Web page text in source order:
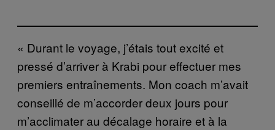
« Durant le voyage, j’étais tout excité et
pressé d’arriver à Krabi pour effectuer mes
premiers entraînements. Mon coach m’avait
conseillé de m’accorder deux jours pour
m’acclimater au décalage horaire et à la